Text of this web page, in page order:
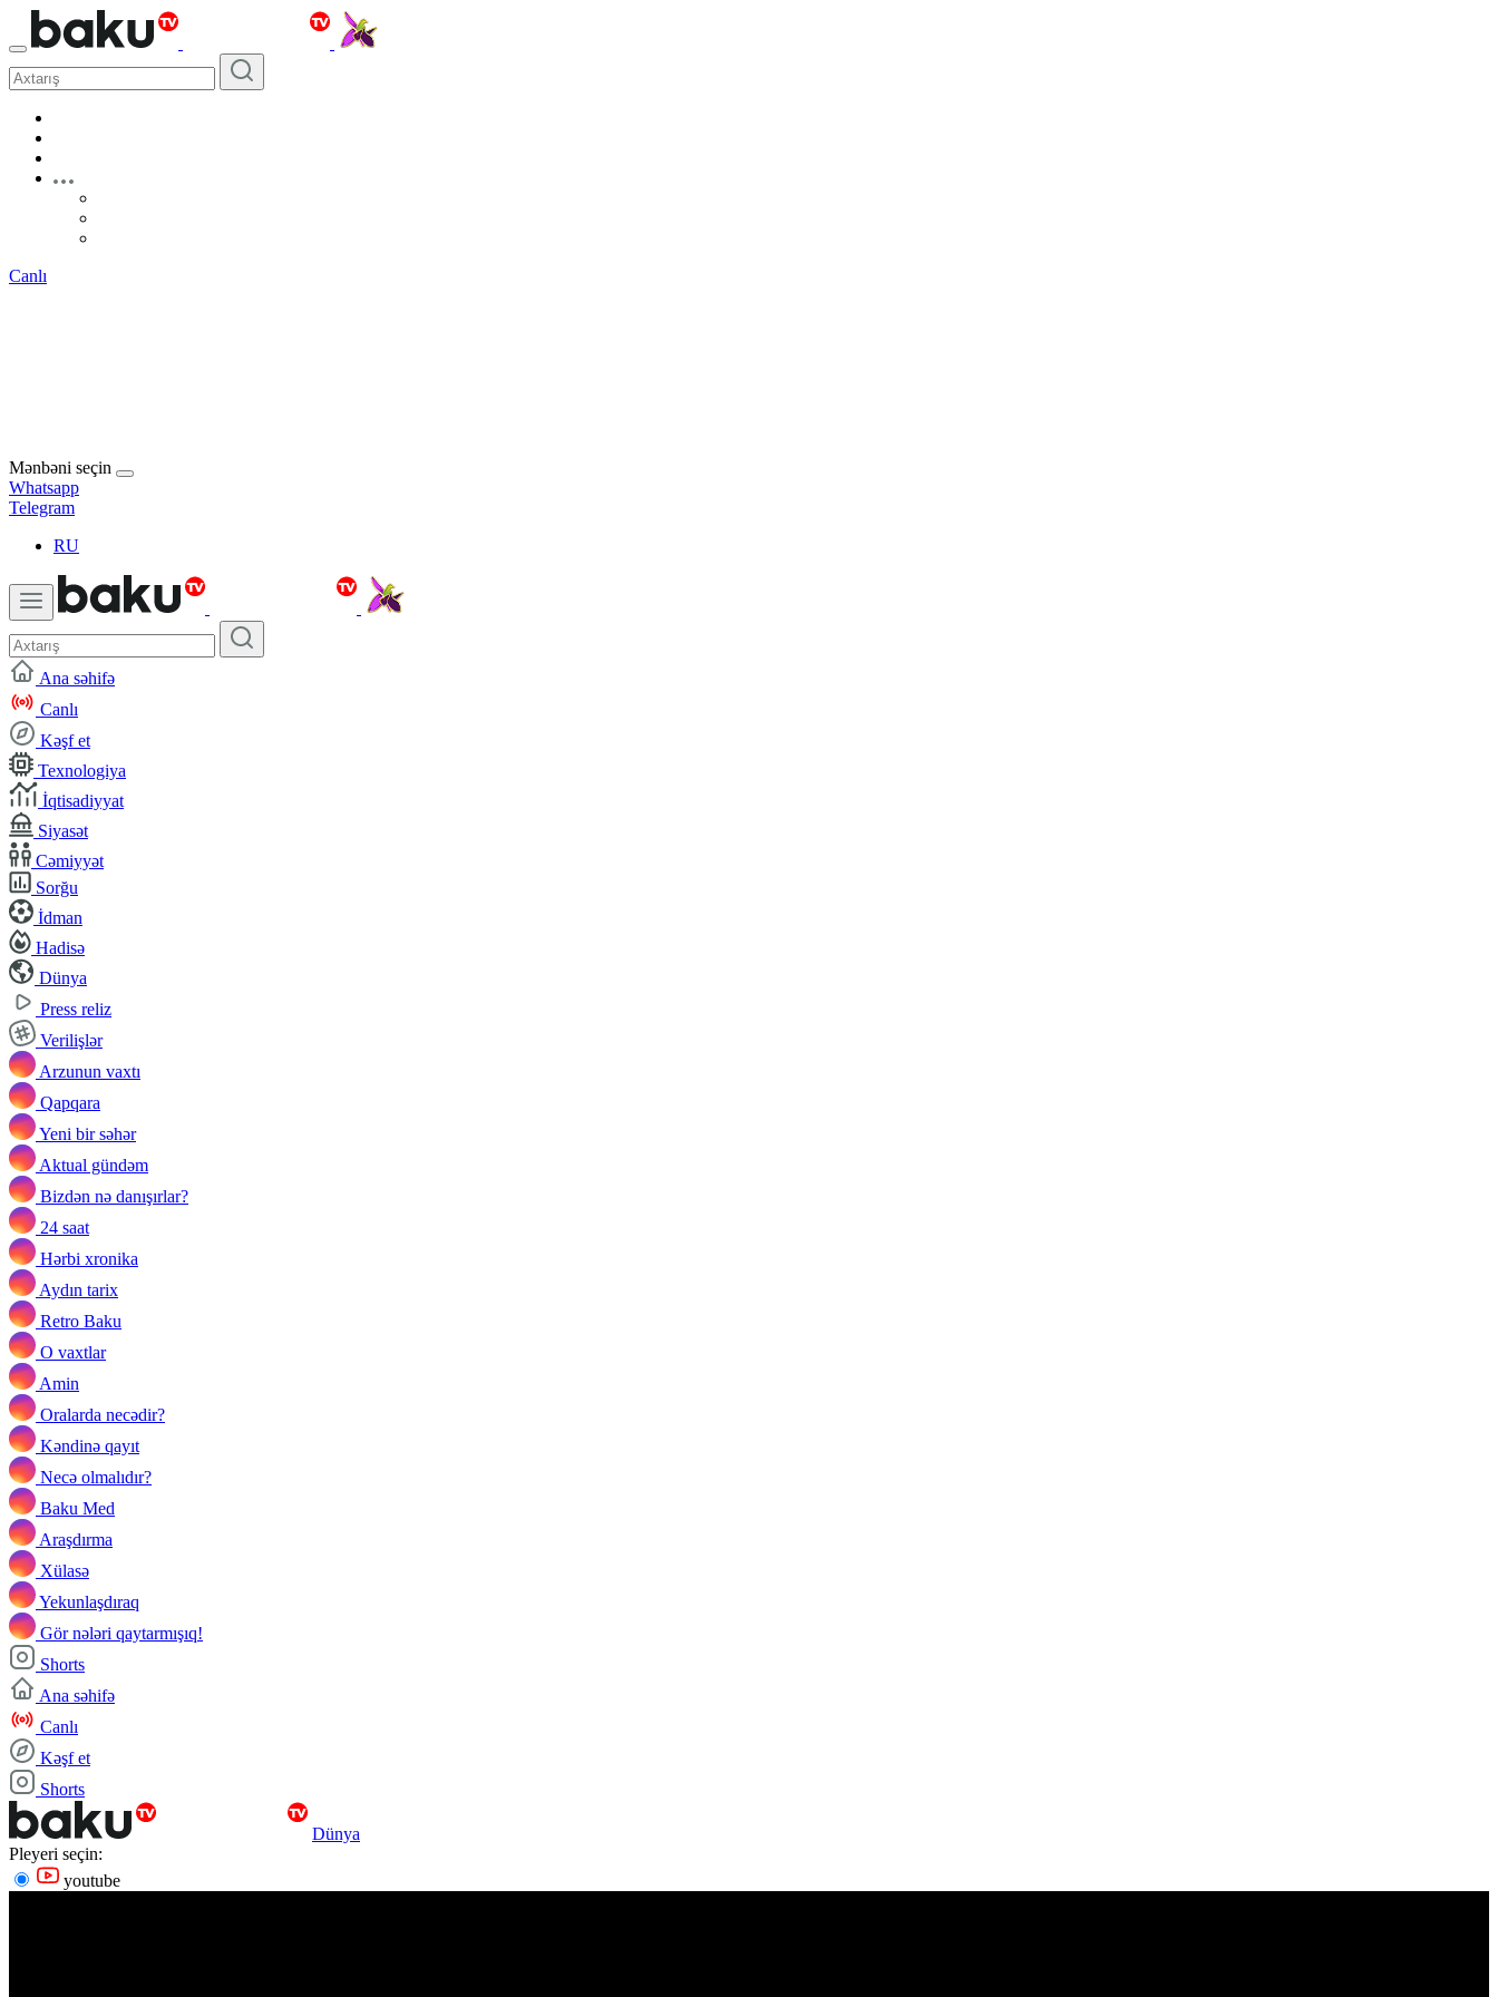
Canlı
Mənbəni seçin
Whatsapp
Telegram
RU
Ana səhifə
Canlı
Kəşf et
Texnologiya
İqtisadiyyat
Siyasət
Cəmiyyət
Sorğu
İdman
Hadisə
Dünya
Press reliz
Verilişlər
Arzunun vaxtı
Qapqara
Yeni bir səhər
Aktual gündəm
Bizdən nə danışırlar?
24 saat
Hərbi xronika
Aydın tarix
Retro Baku
O vaxtlar
Amin
Oralarda necədir?
Kəndinə qayıt
Necə olmalıdır?
Baku Med
Araşdırma
Xülasə
Yekunlaşdıraq
Gör nələri qaytarmışıq!
Shorts
Ana səhifə
Canlı
Kəşf et
Shorts
Dünya
Pleyeri seçin:
youtube